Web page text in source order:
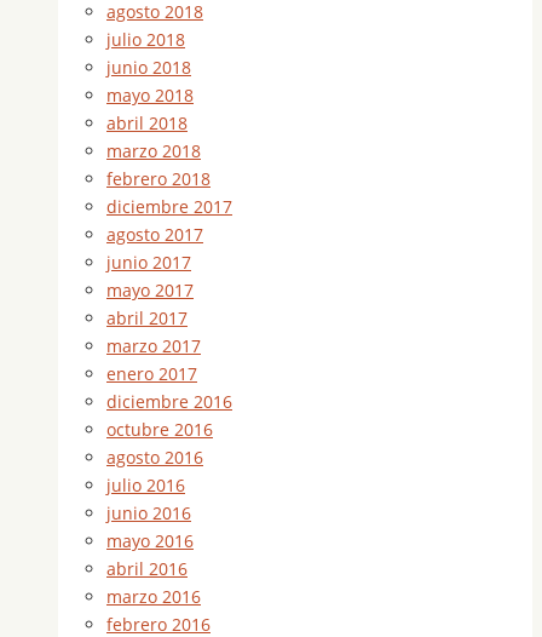
agosto 2018
julio 2018
junio 2018
mayo 2018
abril 2018
marzo 2018
febrero 2018
diciembre 2017
agosto 2017
junio 2017
mayo 2017
abril 2017
marzo 2017
enero 2017
diciembre 2016
octubre 2016
agosto 2016
julio 2016
junio 2016
mayo 2016
abril 2016
marzo 2016
febrero 2016